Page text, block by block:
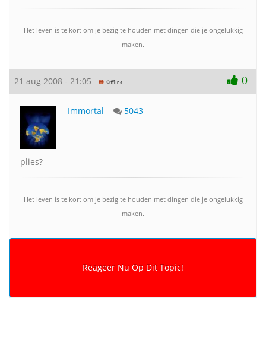
Het leven is te kort om je bezig te houden met dingen die je ongelukkig
maken.
21 aug 2008 - 21:05 0
Immortal 5043
plies?
Het leven is te kort om je bezig te houden met dingen die je ongelukkig
maken.